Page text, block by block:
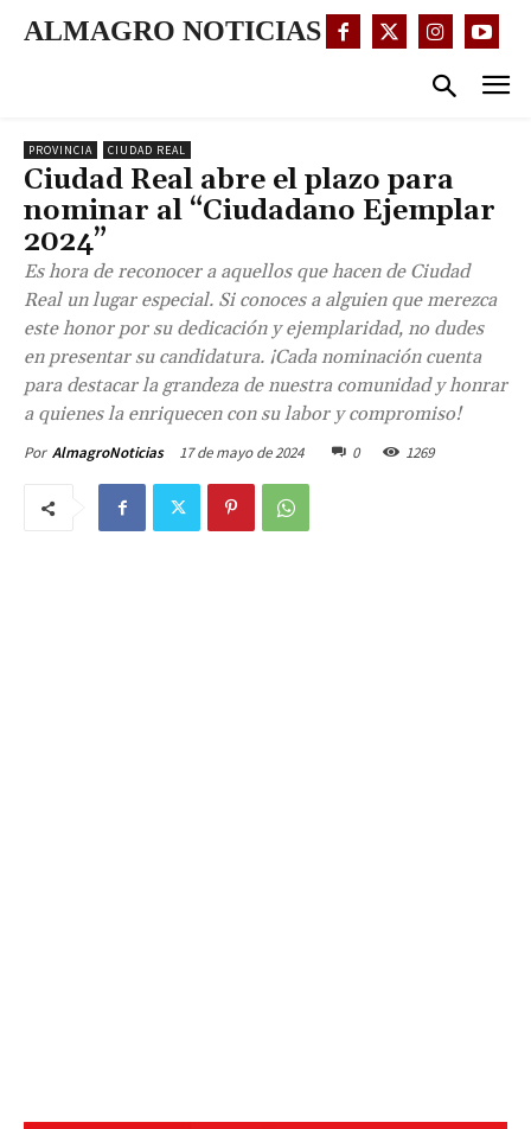
ALMAGRO NOTICIAS
PROVINCIA CIUDAD REAL
Ciudad Real abre el plazo para
nominar al “Ciudadano Ejemplar
2024”
Es hora de reconocer a aquellos que hacen de Ciudad
Real un lugar especial. Si conoces a alguien que merezca
este honor por su dedicación y ejemplaridad, no dudes
en presentar su candidatura. ¡Cada nominación cuenta
para destacar la grandeza de nuestra comunidad y honrar
a quienes la enriquecen con su labor y compromiso!
Por AlmagroNoticias 17 de mayo de 2024 0 1269